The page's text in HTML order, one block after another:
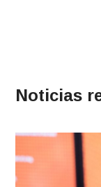
Noticias